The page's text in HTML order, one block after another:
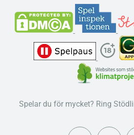
Spelar du för mycket? Ring